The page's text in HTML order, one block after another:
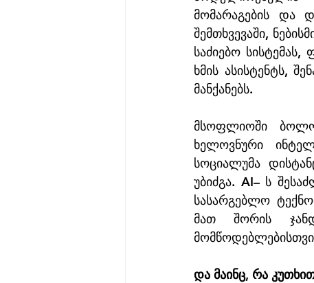
მომარაგების და
შემთხვევაში,
საძიებო
ხმის ასისტენტს,
მანქანებს.
მსოფლიოში ბოლო
ხელოვნური
სოციალუმა
უბიძგა. AI– ს
სასარგებლო
მათ შორის
და მაინც, რა